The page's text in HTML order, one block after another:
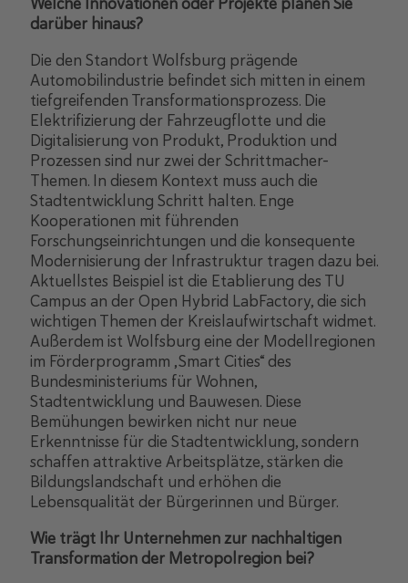
darüber hinaus?
Die den Standort Wolfsburg prägende
Automobilindustrie befindet sich mitten in einem
tiefgreifenden Transformationsprozess. Die
Elektrifizierung der Fahrzeugflotte und die
Digitalisierung von Produkt, Produktion und
Prozessen sind nur zwei der Schrittmacher-
Themen. In diesem Kontext muss auch die
Stadtentwicklung Schritt halten. Enge
Kooperationen mit führenden
Forschungseinrichtungen und die konsequente
Modernisierung der Infrastruktur tragen dazu bei.
Aktuellstes Beispiel ist die Etablierung des TU
Campus an der Open Hybrid LabFactory, die sich
wichtigen Themen der Kreislaufwirtschaft widmet.
Außerdem ist Wolfsburg eine der Modellregionen
im Förderprogramm „Smart Cities“ des
Bundesministeriums für Wohnen,
Stadtentwicklung und Bauwesen. Diese
Bemühungen bewirken nicht nur neue
Erkenntnisse für die Stadtentwicklung, sondern
schaffen attraktive Arbeitsplätze, stärken die
Bildungslandschaft und erhöhen die
Lebensqualität der Bürgerinnen und Bürger.
Wie trägt Ihr Unternehmen zur nachhaltigen
Transformation der Metropolregion bei?